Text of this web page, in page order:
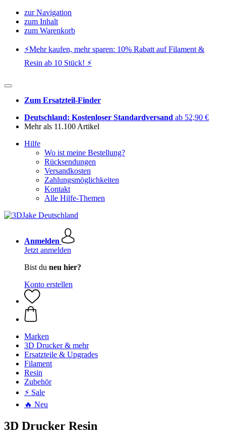
zur Navigation
zum Inhalt
zum Warenkorb
⚡️Mehr kaufen, mehr sparen: 10% Rabatt auf Filament &
Resin ab 10 Stück! ⚡️
Zum Ersatzteil-Finder
Deutschland: Kostenloser Standardversand ab 52,90 €
Mehr als 11.100 Artikel
Hilfe
Wo ist meine Bestellung?
Rücksendungen
Versandkosten
Zahlungsmöglichkeiten
Kontakt
Alle Hilfe-Themen
Anmelden
Jetzt anmelden
Bist du neu hier?
Konto erstellen
Marken
3D Drucker & mehr
Ersatzteile & Upgrades
Filament
Resin
Zubehör
⚡ Sale
🔥 Neu
3D Drucker Resin